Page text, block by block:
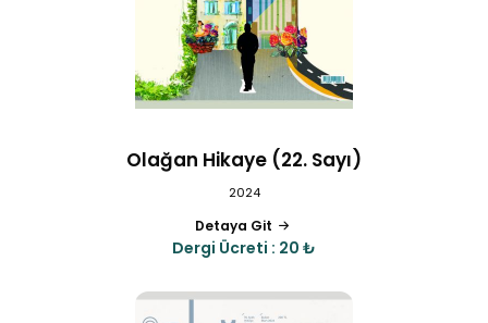
Olağan Hikaye (22. Sayı)
2024
Detaya Git
Dergi Ücreti : 20 ₺